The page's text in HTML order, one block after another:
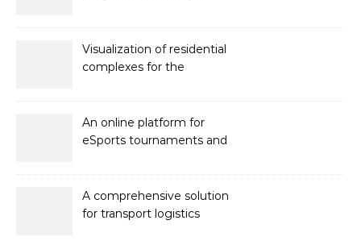
Visualization of residential
complexes for the
An online platform for
eSports tournaments and
A comprehensive solution
for transport logistics